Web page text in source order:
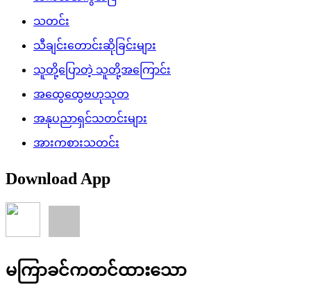
သတင်း
သီချင်းတောင်းဆိုခြင်းများ
သူတို့ပြောတဲ့ သူတို့အကြောင်း
အထွေထွေဗဟုသုတ
အနုပညာရှင်သတင်းများ
အားကစားသတင်း
Download App
မကြာခင်ကတင်ထားသော